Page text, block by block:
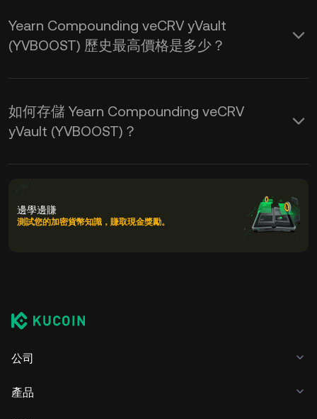
Yearn Compounding veCRV yVault
(YVBOOST) 歷史最高價格是多少？
如何存儲 Yearn Compounding veCRV
yVault (YVBOOST)？
邊學邊賺
測試您的加密貨幣知識，賺取現金獎勵。
公司
產品